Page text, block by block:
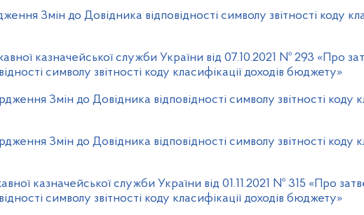
Змін до Довідника відповідності символу звітності коду
казначейської служби України від 07.10.2021 № 293 «Про
символу звітності коду класифікації доходів бюджету»
Змін до Довідника відповідності символу звітності коду
Змін до Довідника відповідності символу звітності коду
казначейської служби України від 01.11.2021 № 315 «Про
символу звітності коду класифікації доходів бюджету»